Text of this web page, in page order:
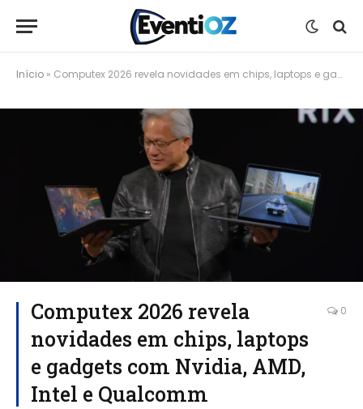
Início » Computex 2026 revela novidades em chips, laptops e gadgets com Nvidia, AMD, Intel e Qualcomm
Computex 2026 revela
novidades em chips, laptops
e gadgets com Nvidia, AMD,
Intel e Qualcomm
0